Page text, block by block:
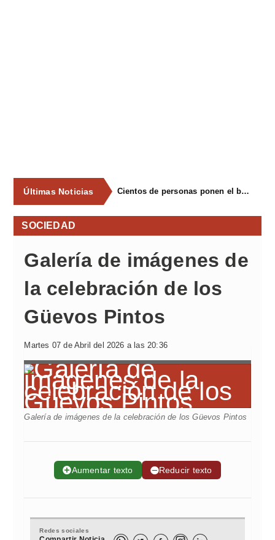
Últimas Noticias Cientos de personas ponen el broche final a las fiestas de La Salud de Lieres con la tradicional merienda
SOCIEDAD
Galería de imágenes de
la celebración de los
Güevos Pintos
Martes 07 de Abril del 2026 a las 20:36
Galería de imágenes de la celebración de los Güevos Pintos
➕Aumentar texto ➖Reducir texto
Redes sociales